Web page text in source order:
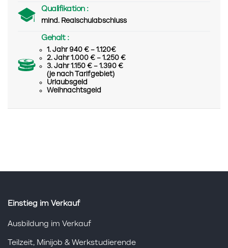
Qualifikation :
mind. Realschulabschluss
Gehalt :
1. Jahr 940 € – 1.120€
2. Jahr 1.000 € – 1.250 €
3. Jahr 1.150 € – 1.390 €
(je nach Tarifgebiet)
Urlaubsgeld
Weihnachtsgeld
Einstieg im Verkauf
Ausbildung im Verkauf
Teilzeit, Minijob & Werkstudierende